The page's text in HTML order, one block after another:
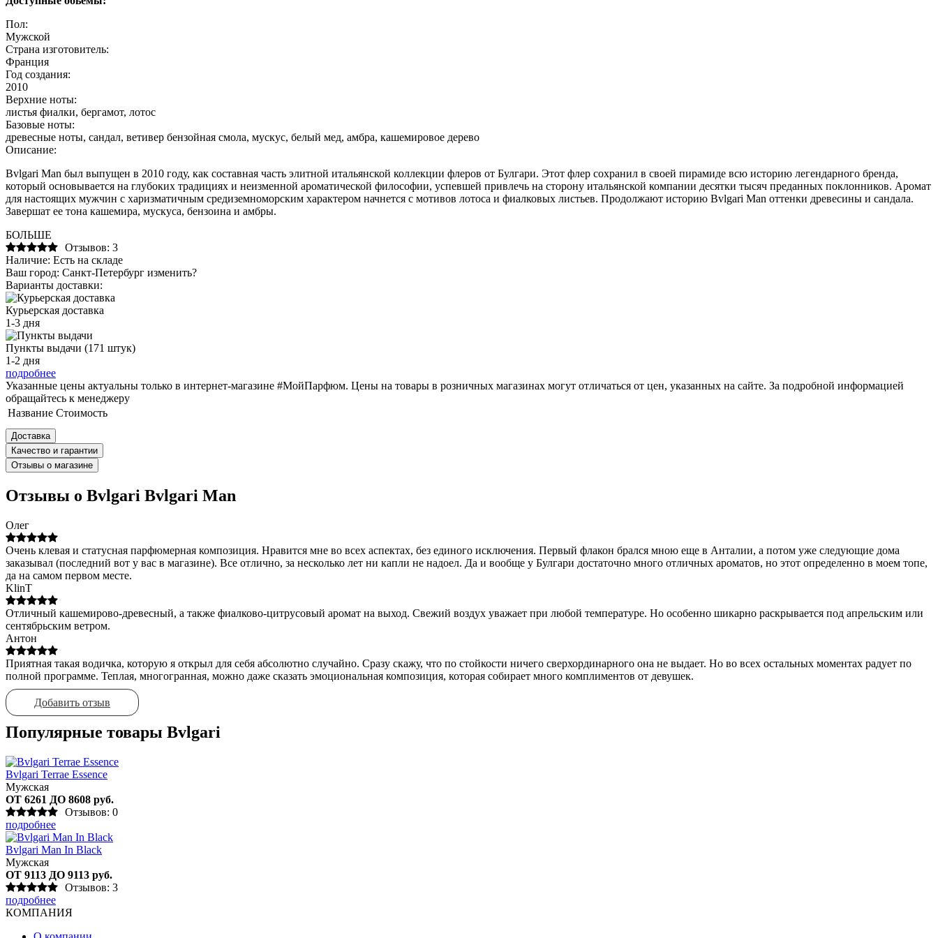
Пол:
Мужской
Страна изготовитель:
Франция
Год создания:
2010
Верхние ноты:
листья фиалки, бергамот, лотос
Базовые ноты:
древесные ноты, сандал, ветивер бензойная смола, мускус, белый мед, амбра, кашемировое дерево
Описание:
Bvlgari Man был выпущен в 2010 году, как составная часть элитной итальянской коллекции флеров от Булгари. Этот флер сохранил в своей пирамиде всю историю легендарного бренда,
который основывается на глубоких традициях и неизменной ароматической философии, успевшей привлечь на сторону итальянской компании десятки тысяч преданных поклонников. Аромат
для настоящих мужчин с харизматичным средиземноморским характером начнется с мотивов лотоса и фиалковых листьев. Продолжают историю Bvlgari Man оттенки древесины и сандала.
Завершат ее тона кашемира, мускуса, бензоина и амбры.
БОЛЬШЕ
Отзывов: 3
Наличие: Есть на складе
Ваш город: Санкт-Петербург изменить?
Варианты доставки:
Курьерская доставка
1-3 дня
Пункты выдачи (171 штук)
1-2 дня
подробнее
Указанные цены актуальны только в интернет-магазине #МойПарфюм. Цены на товары в розничных магазинах могут отличаться от цен, указанных на сайте. За подробной информацией
обращайтесь к менеджеру
Название Стоимость
Доставка
Качество и гарантии
Отзывы о магазине
Отзывы о Bvlgari Bvlgari Man
Олег
Очень клевая и статусная парфюмерная композиция. Нравится мне во всех аспектах, без единого исключения. Первый флакон брался мною еще в Анталии, а потом уже следующие дома
заказывал (последний вот у вас в магазине). Все отлично, за несколько лет ни капли не надоел. Да и вообще у Булгари достаточно много отличных ароматов, но этот определенно в моем топе,
да на самом первом месте.
KlinT
Отличный кашемирово-древесный, а также фиалково-цитрусовый аромат на выход. Свежий воздух уважает при любой температуре. Но особенно шикарно раскрывается под апрельским или
сентябрьским ветром.
Антон
Приятная такая водичка, которую я открыл для себя абсолютно случайно. Сразу скажу, что по стойкости ничего сверхординарного она не выдает. Но во всех остальных моментах радует по
полной программе. Теплая, многогранная, можно даже сказать эмоциональная композиция, которая собирает много комплиментов от девушек.
Добавить отзыв
Популярные товары Bvlgari
Bvlgari Terrae Essence
Мужская
ОТ 6261 ДО 8608 руб.
Отзывов: 0
подробнее
Bvlgari Man In Black
Мужская
ОТ 9113 ДО 9113 руб.
Отзывов: 3
подробнее
КОМПАНИЯ